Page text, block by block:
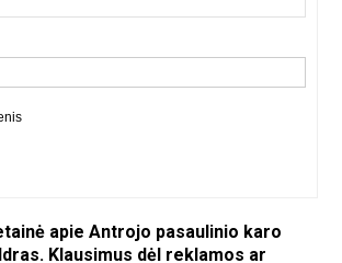
apie Antrojo pasaulinio karo
Klausimus dėl reklamos ar